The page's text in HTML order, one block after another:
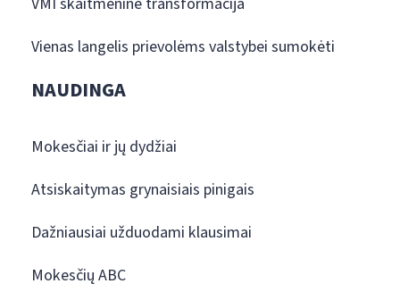
Vienas langelis prievolėms valstybei sumokėti
NAUDINGA
Mokesčiai ir jų dydžiai
Atsiskaitymas grynaisiais pinigais
Dažniausiai užduodami klausimai
Mokesčių ABC